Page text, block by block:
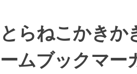
とらねこかき
ームブックマ